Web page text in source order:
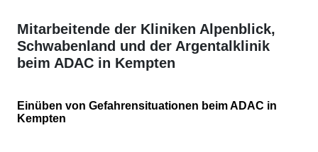
Mitarbeitende der Kliniken Alpenblick,
Schwabenland und der Argentalklinik
beim ADAC in Kempten
Einüben von Gefahrensituationen beim ADAC in
Kempten